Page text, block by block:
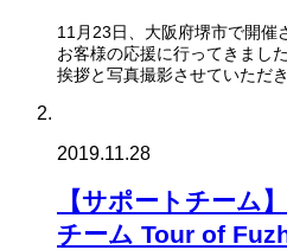
11月23日、大阪府堺市で開催
お客様の応援に行ってきまし
挨拶と写真撮影させていただ
2019.11.28
【サポートチーム
チーム Tour of